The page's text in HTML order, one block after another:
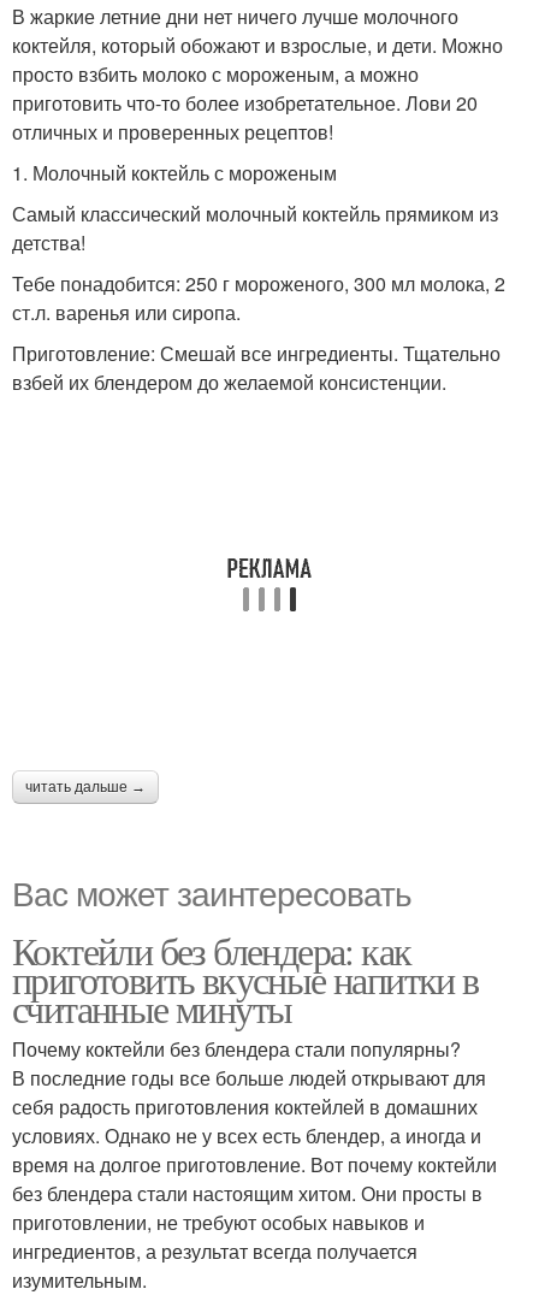
В жаркие летние дни нет ничего лучше молочного
коктейля, который обожают и взрослые, и дети. Можно
просто взбить молоко с мороженым, а можно
приготовить что-то более изобретательное. Лови 20
отличных и проверенных рецептов!
1. Молочный коктейль с мороженым
Самый классический молочный коктейль прямиком из
детства!
Тебе понадобится: 250 г мороженого, 300 мл молока, 2
ст.л. варенья или сиропа.
Приготовление: Смешай все ингредиенты. Тщательно
взбей их блендером до желаемой консистенции.
читать дальше →
Вас может заинтересовать
Коктейли без блендера: как
приготовить вкусные напитки в
считанные минуты
Почему коктейли без блендера стали популярны?
В последние годы все больше людей открывают для
себя радость приготовления коктейлей в домашних
условиях. Однако не у всех есть блендер, а иногда и
время на долгое приготовление. Вот почему коктейли
без блендера стали настоящим хитом. Они просты в
приготовлении, не требуют особых навыков и
ингредиентов, а результат всегда получается
изумительным.